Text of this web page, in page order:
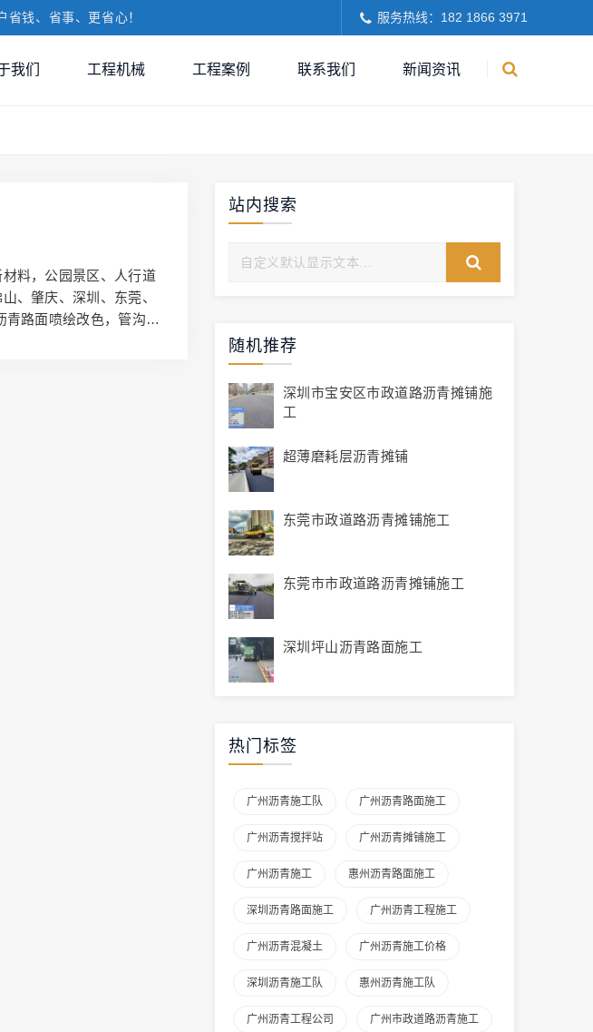
钱、省事、更省心！ 服务热线：182 1866 3971
我们 工程机械 工程案例 联系我们 新闻资讯
料，公园景区、人行道
、肇庆、深圳、东莞、
青路面喷绘改色，管沟回
站内搜索
随机推荐
深圳市宝安区市政道路沥青摊铺施
工
超薄磨耗层沥青摊铺
东莞市政道路沥青摊铺施工
东莞市市政道路沥青摊铺施工
深圳坪山沥青路面施工
热门标签
广州沥青施工队 广州沥青路面施工
广州沥青搅拌站 广州沥青摊铺施工
广州沥青施工 惠州沥青路面施工
深圳沥青路面施工 广州沥青工程施工
广州沥青混凝土 广州沥青施工价格
深圳沥青施工队 惠州沥青施工队
广州沥青工程公司 广州市政道路沥青施工